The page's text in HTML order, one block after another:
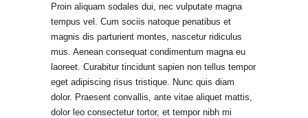
Proin aliquam sodales dui, nec vulputate magna
tempus vel. Cum sociis natoque penatibus et
magnis dis parturient montes, nascetur ridiculus
mus. Aenean consequat condimentum magna eu
laoreet. Curabitur tincidunt sapien non tellus tempor
eget adipiscing risus tristique. Nunc quis diam
dolor. Praesent convallis, ante vitae aliquet mattis,
dolor leo consectetur tortor, et tempor nibh mi